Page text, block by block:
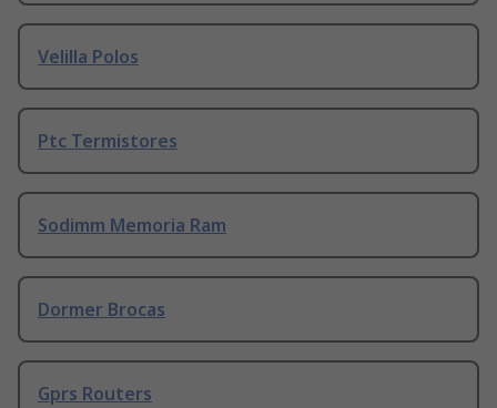
Velilla Polos
Ptc Termistores
Sodimm Memoria Ram
Dormer Brocas
Gprs Routers